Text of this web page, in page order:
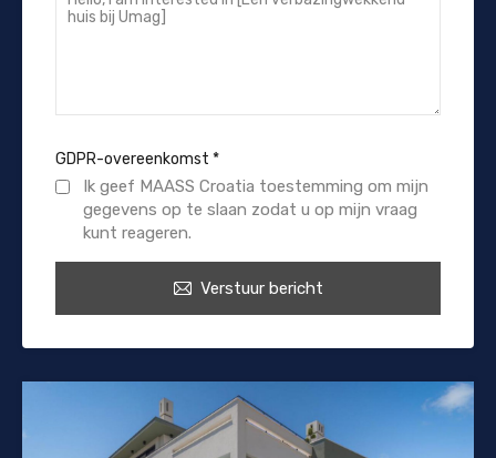
GDPR-overeenkomst *
Ik geef MAASS Croatia toestemming om mijn
gegevens op te slaan zodat u op mijn vraag
kunt reageren.
Verstuur bericht